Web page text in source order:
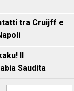
tra Cruijff e
Il
Saudita